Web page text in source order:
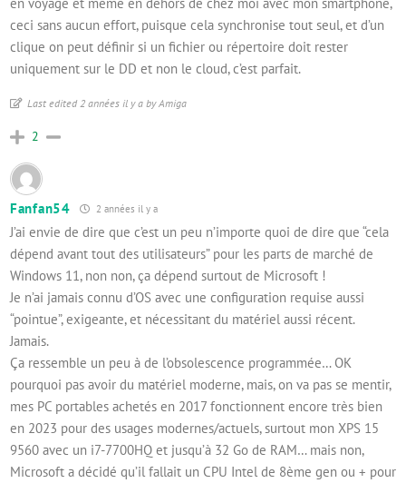
ceci sans aucun effort, puisque cela synchronise tout seul, et d’un
clique on peut définir si un fichier ou répertoire doit rester
uniquement sur le DD et non le cloud, c’est parfait.
Last edited 2 années il y a by Amiga
2
Fanfan54 2 années il y a
J’ai envie de dire que c’est un peu n’importe quoi de dire que “cela
dépend avant tout des utilisateurs” pour les parts de marché de
Windows 11, non non, ça dépend surtout de Microsoft !
Je n’ai jamais connu d’OS avec une configuration requise aussi
“pointue”, exigeante, et nécessitant du matériel aussi récent.
Jamais.
Ça ressemble un peu à de l’obsolescence programmée… OK
pourquoi pas avoir du matériel moderne, mais, on va pas se mentir,
mes PC portables achetés en 2017 fonctionnent encore très bien
en 2023 pour des usages modernes/actuels, surtout mon XPS 15
9560 avec un i7-7700HQ et jusqu’à 32 Go de RAM… mais non,
Microsoft a décidé qu’il fallait un CPU Intel de 8ème gen ou + pour